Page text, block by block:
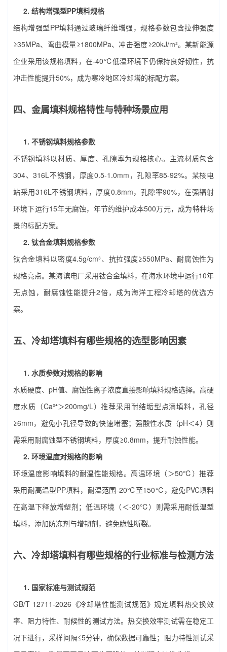
2. 结构增强型PP填料规格
结构增强型PP填料通过玻璃纤维增强，规格参数包含拉伸强度
≥35MPa、弯曲模量≥1800MPa、冲击强度≥20kJ/m²。某新能源
企业采用该规格填料，在-40℃低温环境下仍保持良好韧性，抗
冲击性能提升50%，成为寒冷地区冷却塔的标配方案。
四、金属填料规格特性与特种场景应用
1. 不锈钢填料规格参数
不锈钢填料以材质、厚度、孔隙率为规格核心。主流材质包含
304、316L不锈钢，厚度0.5-1.0mm，孔隙率85-92%。某核电
站采用316L不锈钢填料，厚度0.8mm，孔隙率90%，在强辐射
环境下运行15年无腐蚀，年节约维护成本500万元，成为特种场
景的标配方案。
2. 钛合金填料规格参数
钛合金填料以密度4.5g/cm³、抗拉强度≥550MPa、耐腐蚀性为
规格亮点。某海滨电厂采用钛合金填料，在海水环境中运行10年
无点蚀，耐腐蚀性能提升2倍，成为海洋工程冷却塔的优选方
案。
五、冷却塔填料有哪些规格的选型影响因素
1. 水质参数对规格的影响
水质硬度、pH值、腐蚀性离子浓度直接影响填料规格选择。高硬
度水质（Ca²⁺＞200mg/L）推荐采用耐结垢型点滴填料，孔径
≥6mm，避免小孔径导致的快速堵塞；强酸性水质（pH＜4）则
需采用耐腐蚀型不锈钢填料，厚度≥0.8mm，提升耐蚀性能。
2. 环境温度对规格的影响
环境温度影响填料的耐温性能规格。高温环境（＞50℃）推荐
采用耐高温型PP填料，耐温范围-20℃至150℃，避免PVC填料
在高温下释放增塑剂；低温环境（＜-20℃）则需采用耐低温型
填料，添加防冻剂与增韧剂，避免脆性断裂。
六、冷却塔填料有哪些规格的行业标准与检测方法
1. 国家标准与测试规范
GB/T 12711-2026《冷却塔性能测试规范》规定填料热交换效
率、阻力特性、耐候性的测试方法。热交换效率测试需在稳定工
况下进行，采样间隔≤5分钟，确保数据可靠性；阻力特性测试采